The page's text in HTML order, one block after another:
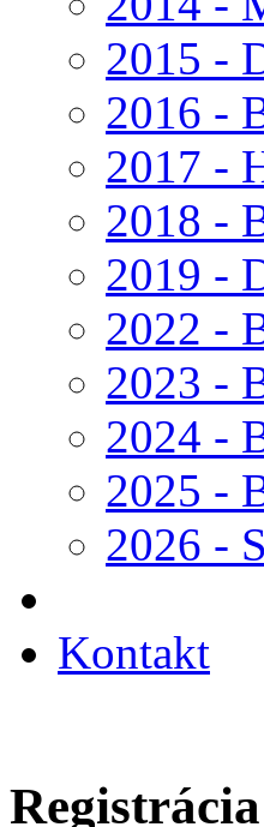
2015 -
2016 -
2017 -
2018 -
2019 -
2022 -
2023 -
2024 -
2025 -
2026 -
Kontakt
Registrácia